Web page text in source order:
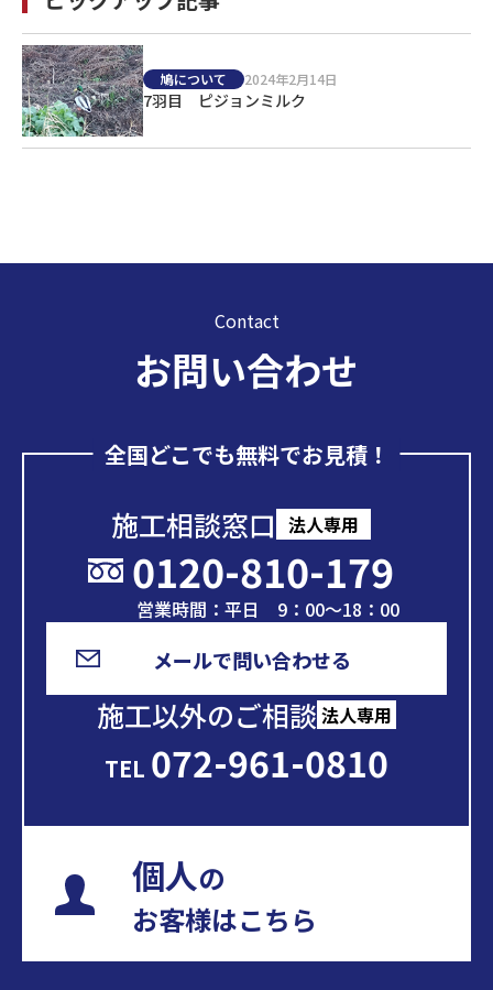
鳩について 2024年2月14日
7羽目 ピジョンミルク
Contact
お問い合わせ
全国どこでも無料でお見積！
施工相談窓口 法人専用
0120-810-179
営業時間：平日 9：00～18：00
メールで問い合わせる
施工以外のご相談 法人専用
TEL 072-961-0810
個人の
お客様はこちら